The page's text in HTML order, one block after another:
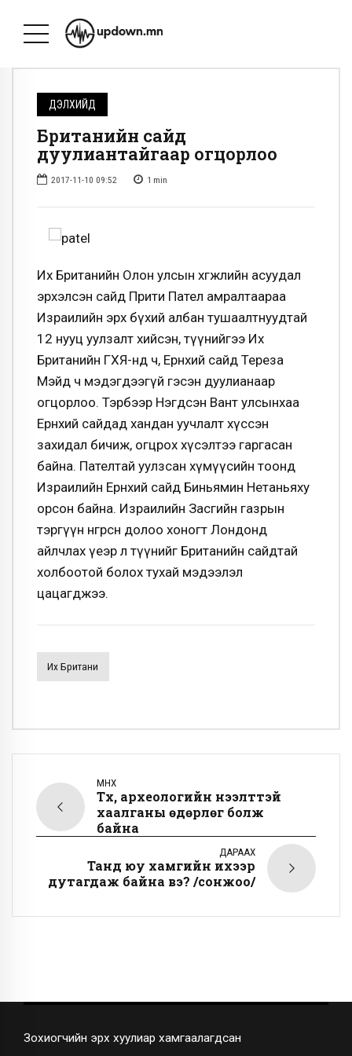
ДЭЛХИЙД
Британийн сайд
дуулиантайгаар огцорлоо
2017-11-10 09:52 1 min
Их Британийн Олон улсын хөгжлийн асуудал
эрхэлсэн сайд Прити Пател амралтаараа
Израилийн эрх бүхий албан тушаалтнуудтай
12 нууц уулзалт хийсэн, түүнийгээ Их
Британийн ГХЯ-нд ч, Ерөнхий сайд Тереза
Мэйд ч мэдэгдээгүй гэсэн дуулианаар
огцорлоо. Тэрбээр Нэгдсэн Вант улсынхаа
Ерөнхий сайдад хандан уучлалт хүссэн
захидал бичиж, огцрох хүсэлтээ гаргасан
байна. Пателтай уулзсан хүмүүсийн тоонд
Израилийн Ерөнхий сайд Биньямин Нетаньяху
орсон байна. Израилийн Засгийн газрын
тэргүүн өнгөрсөн долоо хоногт Лондонд
айлчлах үеэр л түүнийг Британийн сайдтай
холбоотой болох тухай мэдээлэл
цацагджээ.
Их Британи
ӨМНӨХ
Түүх, археологийн нээлттэй
хаалганы өдөрлөг болж
байна
ДАРААХ
Танд юу хамгийн ихээр
дутагдаж байна вэ? /сонжоо/
Зохиогчийн эрх хуулиар хамгаалагдсан